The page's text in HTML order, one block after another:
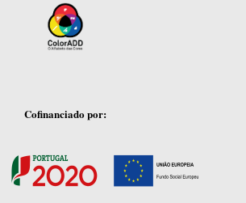
Cofinanciado por: